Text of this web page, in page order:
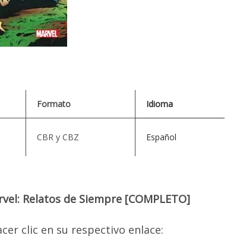
Formato Idioma
CBR y CBZ Español
Relatos de Siempre [COMPLETO]
clic en su respectivo enlace: